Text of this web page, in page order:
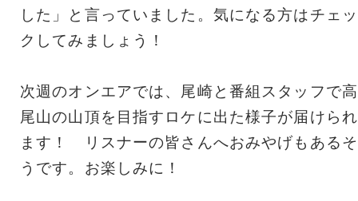
した」と言っていました。気になる方はチェッ
クしてみましょう！
次週のオンエアでは、尾崎と番組スタッフで高
尾山の山頂を目指すロケに出た様子が届けられ
ます！ リスナーの皆さんへおみやげもあるそ
うです。お楽しみに！